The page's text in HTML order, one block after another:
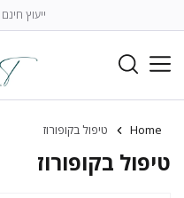
ייעוץ חינם
Home טיפול בקופורוז
טיפול בקופורוז